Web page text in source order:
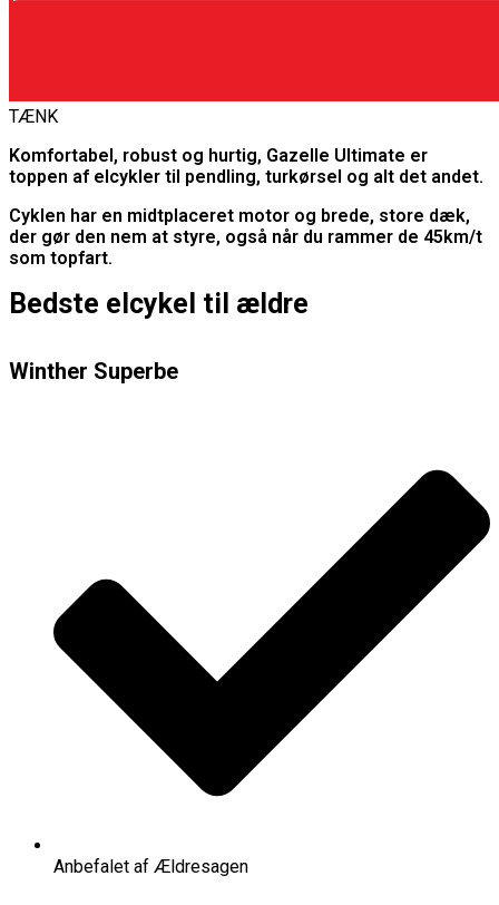
TÆNK
Komfortabel, robust og hurtig, Gazelle Ultimate er
toppen af elcykler til pendling, turkørsel og alt det andet.
Cyklen har en midtplaceret motor og brede, store dæk,
der gør den nem at styre, også når du rammer de 45km/t
som topfart.
Bedste elcykel til ældre
Winther Superbe
Anbefalet af Ældresagen